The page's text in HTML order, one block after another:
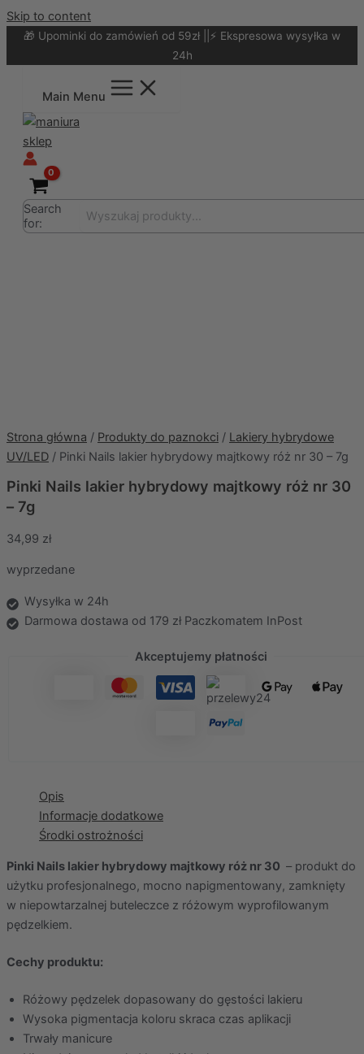
Skip to content
🎁 Upominki do zamówień od 59zł ||⚡ Ekspresowa wysyłka w
24h
Main Menu
Search
for:
Strona główna / Produkty do paznokci / Lakiery hybrydowe
UV/LED / Pinki Nails lakier hybrydowy majtkowy róż nr 30 – 7g
Pinki Nails lakier hybrydowy majtkowy róż nr 30
– 7g
34,99 zł
wyprzedane
Wysyłka w 24h
Darmowa dostawa od 179 zł Paczkomatem InPost
Akceptujemy płatności
Opis
Informacje dodatkowe
Środki ostrożności
Pinki Nails lakier hybrydowy majtkowy róż nr 30 – produkt do
użytku profesjonalnego, mocno napigmentowany, zamknięty
w niepowtarzalnej buteleczce z różowym wyprofilowanym
pędzelkiem.
Cechy produktu:
Różowy pędzelek dopasowany do gęstości lakieru
Wysoka pigmentacja koloru skraca czas aplikacji
Trwały manicure